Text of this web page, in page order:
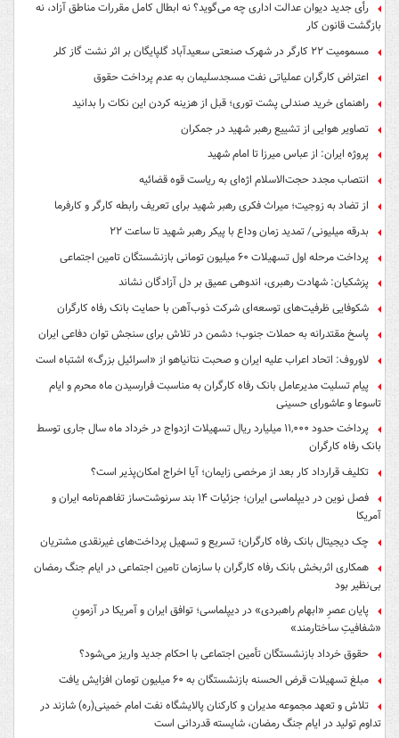
رأی جدید دیوان عدالت اداری چه می‌گوید؟ نه ابطال کامل مقررات مناطق آزاد، نه
بازگشت قانون کار
مسمومیت ۲۲ کارگر در شهرک صنعتی سعیدآباد گلپایگان بر اثر نشت گاز کلر
اعتراض کارگران عملیاتی نفت مسجدسلیمان به عدم پرداخت حقوق
راهنمای خرید صندلی پشت توری؛ قبل از هزینه کردن این نکات را بدانید
تصاویر هوایی از تشییع رهبر شهید در جمکران
پروژه ایران: از عباس میرزا تا امام شهید
انتصاب مجدد حجت‌الاسلام اژه‌ای به ریاست قوه‌ قضائیه
از تضاد به زوجیت؛ میراث فکری رهبر شهید برای تعریف رابطه کارگر و کارفرما
بدرقه میلیونی/ تمدید زمان وداع با پیکر رهبر شهید تا ساعت ۲۲
پرداخت مرحله اول تسهیلات ۶۰ میلیون تومانی بازنشستگان تامین اجتماعی
پزشکیان: شهادت رهبری، اندوهی عمیق بر دل آزادگان نشاند
شکوفایی ظرفیت‌های توسعه‌ای شرکت ذوب‌آهن با حمایت‌ بانک رفاه کارگران
پاسخ مقتدرانه به حملات جنوب؛ دشمن در تلاش برای سنجش توان دفاعی ایران
لاوروف: اتحاد اعراب علیه ایران و صحبت نتانیاهو از «اسرائیل بزرگ» اشتباه است
پیام تسلیت مدیرعامل بانک رفاه کارگران به مناسبت فرارسیدن ماه محرم و ایام
تاسوعا و عاشورای حسینی
پرداخت حدود ۱۱,۰۰۰ میلیارد ریال تسهیلات ازدواج در خرداد ماه سال جاری توسط
بانک رفاه کارگران
تکلیف قرارداد کار بعد از مرخصی زایمان؛ آیا اخراج امکان‌پذیر است؟
فصل نوین در دیپلماسی ایران؛ جزئیات ۱۴ بند سرنوشت‌ساز تفاهم‌نامه ایران و
آمریکا
چک دیجیتال بانک رفاه کارگران؛ تسریع و تسهیل پرداخت‌های غیرنقدی مشتریان
همکاری اثربخش بانک رفاه کارگران با سازمان تامین اجتماعی در ایام جنگ رمضان
بی‌نظیر بود
پایان عصرِ «ابهام راهبردی» در دیپلماسی؛ توافق ایران و آمریکا در آزمونِ
«شفافیتِ ساختارمند»
حقوق خرداد بازنشستگان تأمین اجتماعی با احکام جدید واریز می‌شود؟
مبلغ تسهیلات قرض الحسنه بازنشستگان به ۶۰ میلیون تومان افزایش یافت
تلاش و تعهد مجموعه مدیران و کارکنان پالایشگاه نفت امام خمینی(ره) شازند در
تداوم تولید در ایام جنگ رمضان، شایسته قدردانی است